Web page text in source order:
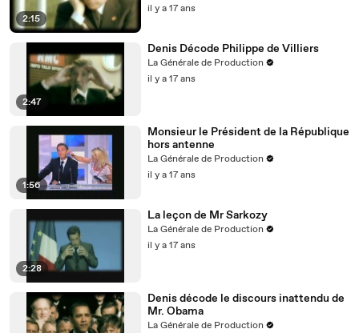
2:15
il y a 17 ans
2:47
Denis Décode Philippe de Villiers
La Générale de Production
il y a 17 ans
1:56
Monsieur le Président de la République
hors antenne
La Générale de Production
il y a 17 ans
2:28
La leçon de Mr Sarkozy
La Générale de Production
il y a 17 ans
Denis décode le discours inattendu de
Mr. Obama
La Générale de Production